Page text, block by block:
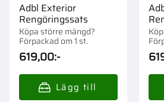
Adbl Exterior
Rengöringssats
Köpa större mängd?
Förpackad om 1 st.
619,00:-